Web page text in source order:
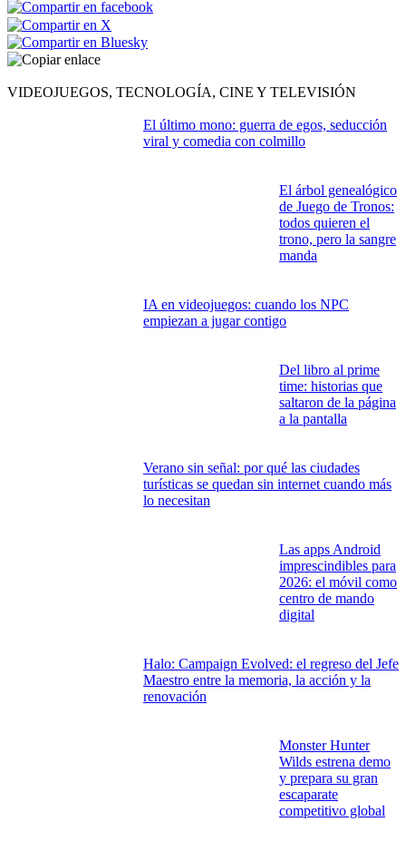
VIDEOJUEGOS, TECNOLOGÍA, CINE Y TELEVISIÓN
El último mono: guerra de egos, seducción
viral y comedia con colmillo
El árbol genealógico
de Juego de Tronos:
todos quieren el
trono, pero la sangre
manda
IA en videojuegos: cuando los NPC
empiezan a jugar contigo
Del libro al prime
time: historias que
saltaron de la página
a la pantalla
Verano sin señal: por qué las ciudades
turísticas se quedan sin internet cuando más
lo necesitan
Las apps Android
imprescindibles para
2026: el móvil como
centro de mando
digital
Halo: Campaign Evolved: el regreso del Jefe
Maestro entre la memoria, la acción y la
renovación
Monster Hunter
Wilds estrena demo
y prepara su gran
escaparate
competitivo global